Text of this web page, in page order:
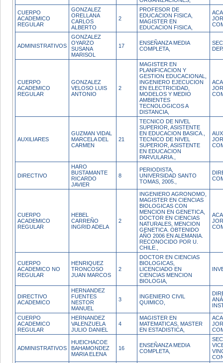
CUERPO
ACADEMICO
REGULAR
GONZALEZ
ORELLANA
CARLOS
ALBERTO
2
PROFESOR DE
EDUCACION FISICA,
MAGISTER EN
EDUCACION FISICA,
ADMINISTRATIVOS
GONZALEZ
OYARZO
SUSANA
MARISOL
17
ENSEÑANZA MEDIA
COMPLETA,
CUERPO
ACADEMICO
REGULAR
GONZALEZ
VELOSO LUIS
ANTONIO
2
MAGISTER EN
PLANIFICACION Y
GESTION EDUCACIONAL,
INGENIERO EJECUCION
EN ELECTRICIDAD,
MODELOS Y MEDIO
AMBIENTES
TECNOLOGICOS A
DISTANCIA,
AUXILIARES
GUZMAN VIDAL
MARCELA DEL
CARMEN
21
TECNICO DE NIVEL
SUPERIOR, ASISTENTE
EN EDUCACION BASICA.,
TECNICO DE NIVEL
SUPERIOR, ASISTENTE
EN EDUCACION
PARVULARIA.,
DIRECTIVO
HARO
BUSTAMANTE
RICARDO
JAVIER
8
PERIODISTA,
UNIVERSIDAD SANTO
TOMAS, 2005.,
CUERPO
ACADEMICO
REGULAR
HEBEL
CARREÑO
INGRID ADELA
2
INGENIERO AGRONOMO,
MAGISTER EN CIENCIAS
BIOLOGICAS CON
MENCION EN GENETICA,
DOCTOR EN CIENCIAS
NATURALES, MENCION
GENETICA. OBTENIDO
AÑO 2006 EN ALEMANIA.
RECONOCIDO POR U.
CHILE.,
CUERPO
ACADEMICO NO
REGULAR
HENRIQUEZ
TRONCOSO
JUAN MARCOS
2
DOCTOR EN CIENCIAS
BIOLOGICAS,
LICENCIADO EN
CIENCIAS MENCION
BIOLOGIA,
DIRECTIVO
ACADEMICO
HERNANDEZ
FUENTES
NESTOR
MANUEL
3
INGENIERO CIVIL
QUIMICO,
CUERPO
ACADEMICO
REGULAR
HERNANDEZ
VALENZUELA
JULIO DANIEL
4
MAGISTER EN
MATEMATICAS, MASTER
EN ESTADISTICA,
ADMINISTRATIVOS
HUEICHACOE
BAHAMONDEZ
MARIA ELENA
16
ENSEÑANZA MEDIA
COMPLETA,